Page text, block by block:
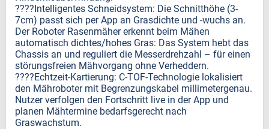
????Intelligentes Schneidsystem: Die Schnitthöhe (3-
7cm) passt sich per App an Grasdichte und -wuchs an.
Der Roboter Rasenmäher erkennt beim Mähen
automatisch dichtes/hohes Gras: Das System hebt das
Chassis an und reguliert die Messerdrehzahl – für einen
störungsfreien Mähvorgang ohne Verheddern.
????Echtzeit-Kartierung: C-TOF-Technologie lokalisiert
den Mähroboter mit Begrenzungskabel millimetergenau.
Nutzer verfolgen den Fortschritt live in der App und
planen Mähtermine bedarfsgerecht nach
Graswachstum.